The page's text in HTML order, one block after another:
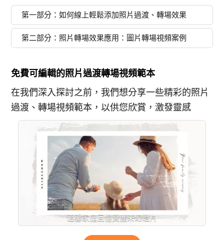
第一部分：如何線上輕鬆添加照片過渡、轉場效果
第二部分：照片轉場效果應用：圖片轉場視頻案例
免費可編輯的照片過渡轉場視頻範本
在我們深入探討之前，我們想分享一些精彩的照片
過渡、轉場視頻範本，以供您欣賞，激發靈感
溫馨家庭回憶寶麗來幻燈片